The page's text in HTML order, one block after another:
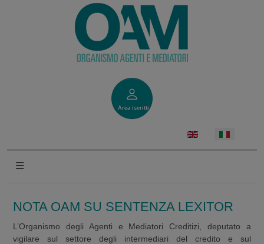
Area iscritti
NOTA OAM SU SENTENZA LEXITOR
L’Organismo degli Agenti e Mediatori Creditizi, deputato a
vigilare sul settore degli intermediari del credito e sul